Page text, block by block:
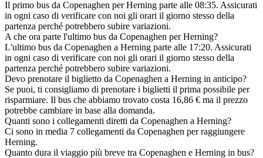
Il primo bus da Copenaghen per Herning parte alle 08:35. Assicurati
in ogni caso di verificare con noi gli orari il giorno stesso della
partenza perché potrebbero subire variazioni.
A che ora parte l'ultimo bus da Copenaghen per Herning?
L'ultimo bus da Copenaghen a Herning parte alle 17:20. Assicurati
in ogni caso di verificare con noi gli orari il giorno stesso della
partenza perché potrebbero subire variazioni.
Devo prenotare il biglietto da Copenaghen a Herning in anticipo?
Se puoi, ti consigliamo di prenotare i biglietti il prima possibile per
risparmiare. Il bus che abbiamo trovato costa 16,86 € ma il prezzo
potrebbe cambiare in base alla domanda.
Quanti sono i collegamenti diretti da Copenaghen a Herning?
Ci sono in media 7 collegamenti da Copenaghen per raggiungere
Herning.
Quanto dura il viaggio più breve tra Copenaghen e Herning in bus?